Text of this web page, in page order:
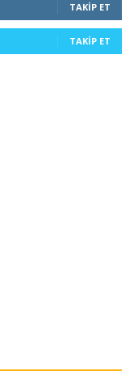
TAKIP ET
TAKIP ET